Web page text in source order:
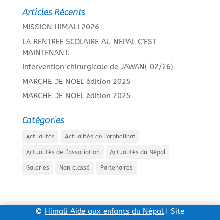
Articles Récents
MISSION HIMALI 2026
LA RENTREE SCOLAIRE AU NEPAL C’EST
MAINTENANT.
Intervention chirurgicale de JAWAN( 02/26)
MARCHE DE NOEL édition 2025
MARCHE DE NOEL édition 2025
Catégories
Actualités Actualités de l'orphelinat
Actualités de l’association Actualités du Népal
Galeries Non classé Partenaires
© Himali Aide aux enfants du Népal
| Site